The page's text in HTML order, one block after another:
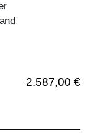
2.587,00 €